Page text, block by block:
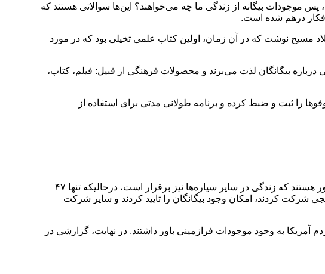
پس موجودات بیگانه از زندگی ما چه می‌خواهند؟ این‌ها سوالاتی هستند که
درهم شده است.
مسیح نوشت که در آن زمان، اولین کتاب علمی تخیلی بود که در مورد
درباره بیگانگان لذت می‌برند و محصولات فرهنگی از قبیل: فیلم، کتاب،
از یوفوها را ثبت و ضبط کرده و برنامه طولانی مدتی برای استفاده از
در سال ۲۰۱۷ و براساس نظرسنجی از ۲۶۰۰۰ نفر در ۲۴ کشور دنیا، دریافت شد که ۶۱ درصد از طیف تحصیل کرده بر این باور هستند که زندگی در سایر سیاره‌ها نیز برقرار است، درحالیکه تنها ۴۷
شرکت کردند، امکان وجود بیگانگان را تایید کردند و سایر شرکت
از مردم روسیه، ۶۱ درصد از مردم کشور مکزیک، ۶۰ درصد از مردم چین و تنها ۴۵ درصد از مردم آمریکا به وجود موجودات فرازمینی باور داشتند. در نهایت، گزارشی در